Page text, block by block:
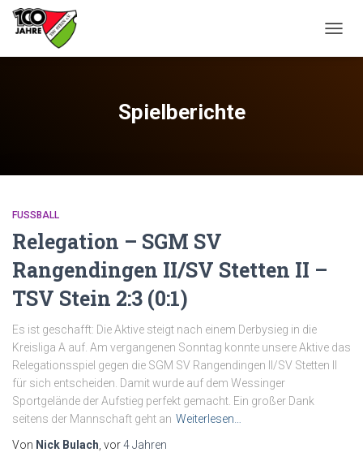
Spielberichte
FUSSBALL
Relegation – SGM SV
Rangendingen II/SV Stetten II –
TSV Stein 2:3 (0:1)
Es ist geschafft: Die Aktive steigt nach einem Derbysieg in die
Kreisliga A auf. Am vergangenen Sonntag konnte unsere Aktive das
Relegationsspiel gegen die SGM SV Rangendingen II/SV Stetten II
für sich entscheiden. Damit wurde auf dem Wessinger
Sportgelände der Aufstieg perfekt gemacht. Ein großer Dank
seitens der Mannschaft geht an Weiterlesen…
Von Nick Bulach , vor4 Jahren